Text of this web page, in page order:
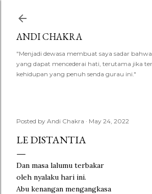
ANDI CHAKRA
"Menjadi dewasa membuat saya sadar
yang dapat mencederai hati, terutama jika
kehidupan yang penuh senda gurau ini."
Posted by Andi Chakra May 24, 2022
LE DISTANTIA
Dan masa lalumu terbakar
oleh nyalaku hari ini.
Abu kenangan mengangkasa